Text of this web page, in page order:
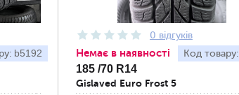
b5192
0 відгуків
Код товару:
Немає в наявності
185 /70 R14
Gislaved Euro Frost 5